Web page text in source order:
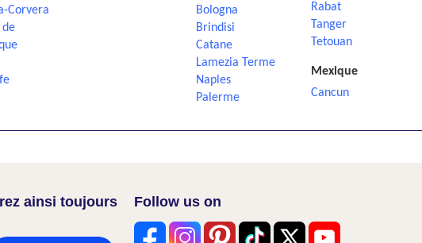
Corvera
de
Bologna
Brindisi
Catane
Lamezia Terme
Naples
Palerme
Rabat
Tanger
Tetouan
Mexique
Cancun
ainsi toujours
Follow us on